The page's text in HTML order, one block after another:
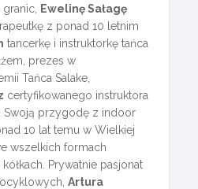
Ewelinę Sałagę
z ponad 10 letnim
tancerkę i instruktorkę tańca
prezes w
Tańca Salake,
certyfikowanego instruktora
Swoją przygodę z indoor
10 lat temu w Wielkiej
wszelkich formach
Prywatnie pasjonat
Artura